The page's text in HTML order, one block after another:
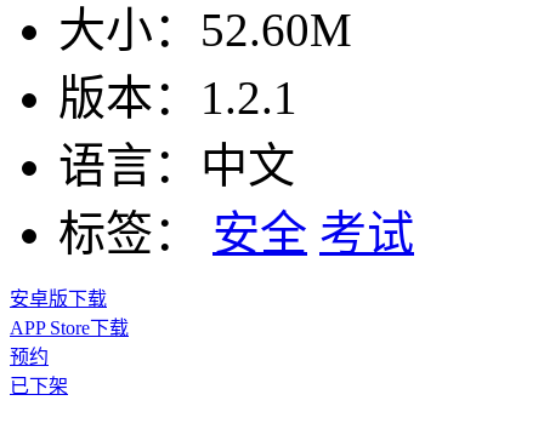
大小： 52.60M
版本： 1.2.1
语言： 中文
标签：
安全 考试
安卓版下载
APP Store下载
预约
已下架